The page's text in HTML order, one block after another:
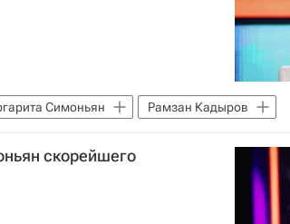
Симоньян
Рамзан Кадыров
Общество
скорейшего